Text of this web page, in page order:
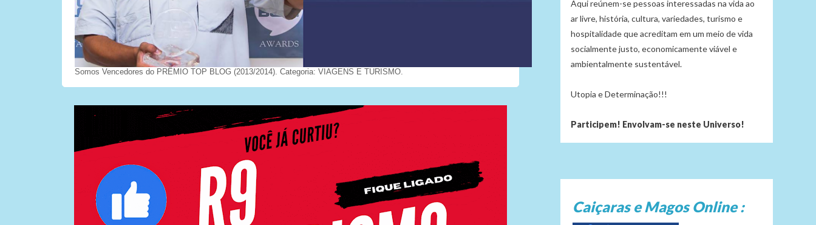
Somos Vencedores do PRÊMIO TOP BLOG (2013/2014). Categoria: VIAGENS E TURISMO.
Aqui reúnem-se pessoas interessadas na vida ao
ar livre, história, cultura, variedades, turismo e
hospitalidade que acreditam em um meio de vida
socialmente justo, economicamente viável e
ambientalmente sustentável.
Utopia e Determinação!!!
Participem! Envolvam-se neste Universo!
Caiçaras e Magos Online :